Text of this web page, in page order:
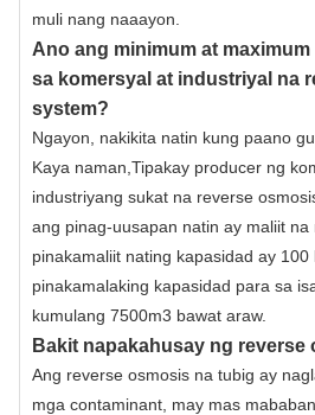
muli nang naaayon.
Ano ang minimum at
sa komersyal at industriyal na
system?
Ngayon, nakikita natin kung paano
Kaya naman, Tipakay producer ng
industriyang sukat na reverse
ang pinag-uusapan natin ay maliit na
pinakamaliit nating kapasidad ay
pinakamalaking kapasidad para sa
kumulang 7500m3 bawat araw.
Bakit napakahusay ng reverse
Ang reverse osmosis na tubig ay
mga contaminant, may mas